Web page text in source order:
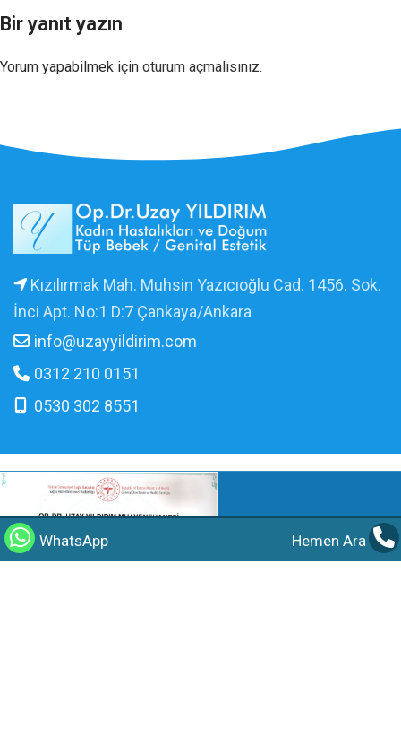
Bir yanıt yazın
Yorum yapabilmek için oturum açmalısınız.
Kızılırmak Mah. Muhsin Yazıcıoğlu Cad. 1456. Sok.
İnci Apt. No:1 D:7 Çankaya/Ankara
info@uzayyildirim.com
0312 210 0151
0530 302 8551
WhatsApp Hemen Ara